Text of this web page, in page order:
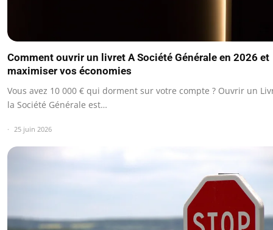
Comment ouvrir un livret A Société Générale en 2026 et
maximiser vos économies
Vous avez 10 000 € qui dorment sur votre compte ? Ouvrir un
la Société Générale est…
25 juin 2026